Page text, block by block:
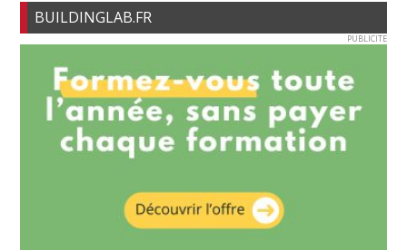
BUILDINGLAB.FR
PUBLICITE